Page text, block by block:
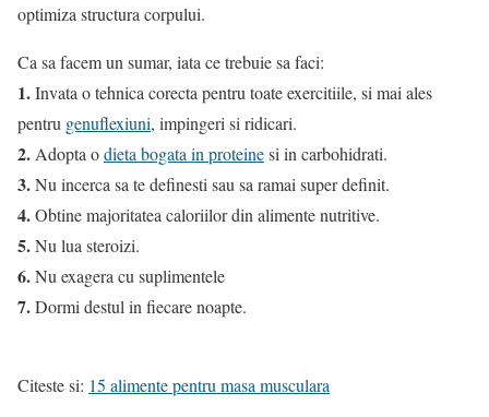
optimiza structura corpului.
Ca sa facem un sumar, iata ce trebuie sa faci:
1.Invata o tehnica corecta pentru toate exercitiile, si mai ales
pentru genuflexiuni, impingeri si ridicari.
2. Adopta odieta bogata in proteinesi in carbohidrati.
3.Nu incerca sa te definesti sau sa ramai super definit.
4.Obtine majoritatea caloriilor din alimente nutritive.
5.Nu lua steroizi.
6.Nu exagera cu suplimentele
7.Dormi destul in fiecare noapte.
Citeste si: 15 alimente pentru masa musculara